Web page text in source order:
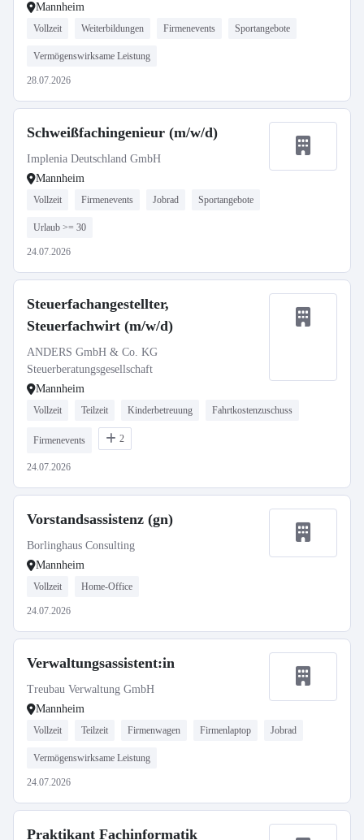
Mannheim
Vollzeit Weiterbildungen Firmenevents Sportangebote
Vermögenswirksame Leistung
28.07.2026
Schweißfachingenieur (m/w/d)
Implenia Deutschland GmbH
Mannheim
Vollzeit Firmenevents Jobrad Sportangebote
Urlaub >= 30
24.07.2026
Steuerfachangestellter,
Steuerfachwirt (m/w/d)
ANDERS GmbH & Co. KG
Steuerberatungsgesellschaft
Mannheim
Vollzeit Teilzeit Kinderbetreuung Fahrtkostenzuschuss
Firmenevents 2
24.07.2026
Vorstandsassistenz (gn)
Borlinghaus Consulting
Mannheim
Vollzeit Home-Office
24.07.2026
Verwaltungsassistent:in
Treubau Verwaltung GmbH
Mannheim
Vollzeit Teilzeit Firmenwagen Firmenlaptop Jobrad
Vermögenswirksame Leistung
24.07.2026
Praktikant Fachinformatik